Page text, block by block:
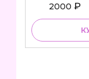
2000₽